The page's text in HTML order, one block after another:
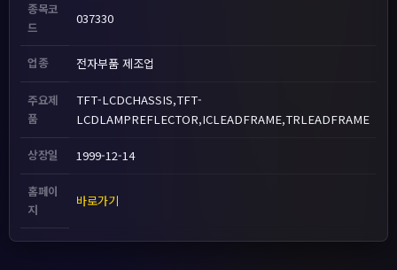
종목코
드
037330
업종 전자부품 제조업
주요제
품
TFT-LCDCHASSIS,TFT-
LCDLAMPREFLECTOR,ICLEADFRAME,TRLEADFRAME
상장일 1999-12-14
홈페이
지
바로가기